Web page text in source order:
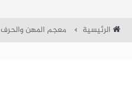
الرئيسية معجم المهن والحرف